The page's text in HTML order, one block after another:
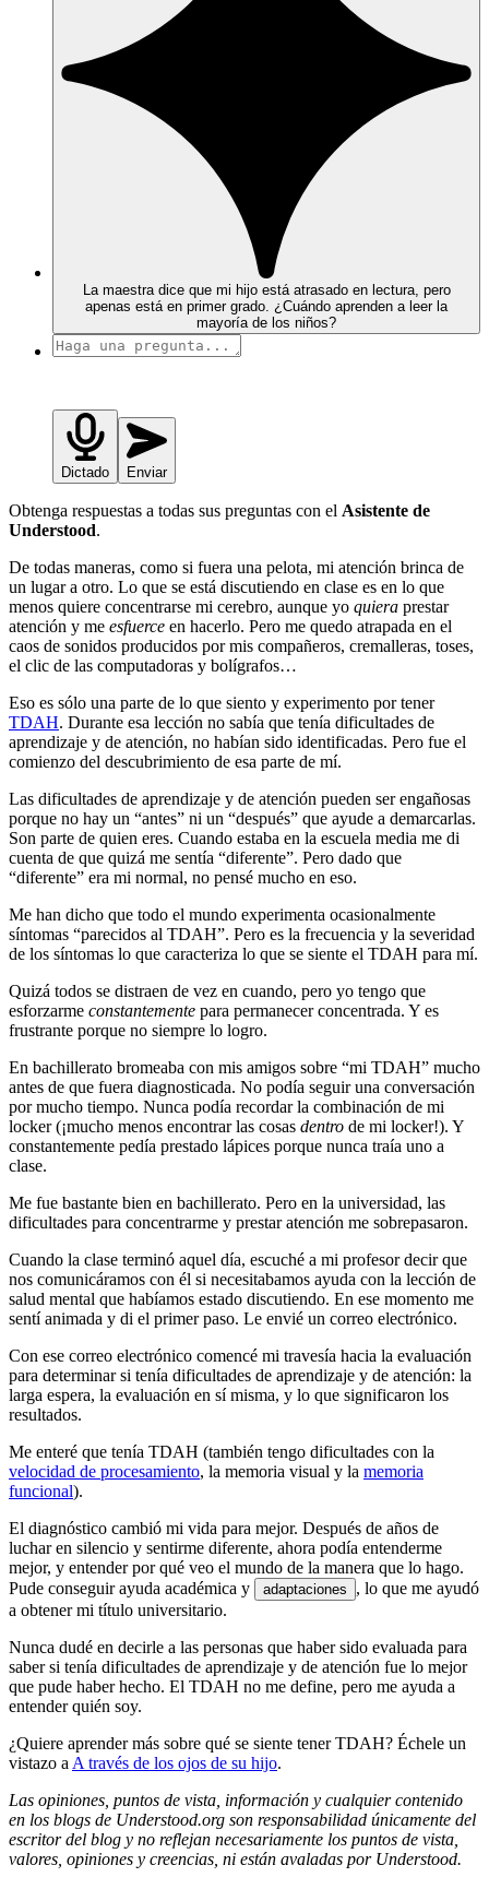
La maestra dice que mi hijo está atrasado en lectura, pero
apenas está en primer grado. ¿Cuándo aprenden a leer la
mayoría de los niños?
Dictado Enviar
Obtenga respuestas a todas sus preguntas con el Asistente de
Understood.
De todas maneras, como si fuera una pelota, mi atención brinca de
un lugar a otro. Lo que se está discutiendo en clase es en lo que
menos quiere concentrarse mi cerebro, aunque yo quiera prestar
atención y me esfuerce en hacerlo. Pero me quedo atrapada en el
caos de sonidos producidos por mis compañeros, cremalleras, toses,
el clic de las computadoras y bolígrafos…
Eso es sólo una parte de lo que siento y experimento por tener
TDAH. Durante esa lección no sabía que tenía dificultades de
aprendizaje y de atención, no habían sido identificadas. Pero fue el
comienzo del descubrimiento de esa parte de mí.
Las dificultades de aprendizaje y de atención pueden ser engañosas
porque no hay un “antes” ni un “después” que ayude a demarcarlas.
Son parte de quien eres. Cuando estaba en la escuela media me di
cuenta de que quizá me sentía “diferente”. Pero dado que
“diferente” era mi normal, no pensé mucho en eso.
Me han dicho que todo el mundo experimenta ocasionalmente
síntomas “parecidos al TDAH”. Pero es la frecuencia y la severidad
de los síntomas lo que caracteriza lo que se siente el TDAH para mí.
Quizá todos se distraen de vez en cuando, pero yo tengo que
esforzarme constantemente para permanecer concentrada. Y es
frustrante porque no siempre lo logro.
En bachillerato bromeaba con mis amigos sobre “mi TDAH” mucho
antes de que fuera diagnosticada. No podía seguir una conversación
por mucho tiempo. Nunca podía recordar la combinación de mi
locker (¡mucho menos encontrar las cosas dentro de mi locker!). Y
constantemente pedía prestado lápices porque nunca traía uno a
clase.
Me fue bastante bien en bachillerato. Pero en la universidad, las
dificultades para concentrarme y prestar atención me sobrepasaron.
Cuando la clase terminó aquel día, escuché a mi profesor decir que
nos comunicáramos con él si necesitabamos ayuda con la lección de
salud mental que habíamos estado discutiendo. En ese momento me
sentí animada y di el primer paso. Le envié un correo electrónico.
Con ese correo electrónico comencé mi travesía hacia la evaluación
para determinar si tenía dificultades de aprendizaje y de atención: la
larga espera, la evaluación en sí misma, y lo que significaron los
resultados.
Me enteré que tenía TDAH (también tengo dificultades con la
velocidad de procesamiento, la memoria visual y la memoria
funcional).
El diagnóstico cambió mi vida para mejor. Después de años de
luchar en silencio y sentirme diferente, ahora podía entenderme
mejor, y entender por qué veo el mundo de la manera que lo hago.
Pude conseguir ayuda académica y
adaptaciones
, lo que me ayudó
a obtener mi título universitario.
Nunca dudé en decirle a las personas que haber sido evaluada para
saber si tenía dificultades de aprendizaje y de atención fue lo mejor
que pude haber hecho. El TDAH no me define, pero me ayuda a
entender quién soy.
¿Quiere aprender más sobre qué se siente tener TDAH? Échele un
vistazo a A través de los ojos de su hijo.
Las opiniones, puntos de vista, información y cualquier contenido
en los blogs de Understood.org son responsabilidad únicamente del
escritor del blog y no reflejan necesariamente los puntos de vista,
valores, opiniones y creencias, ni están avaladas por Understood.